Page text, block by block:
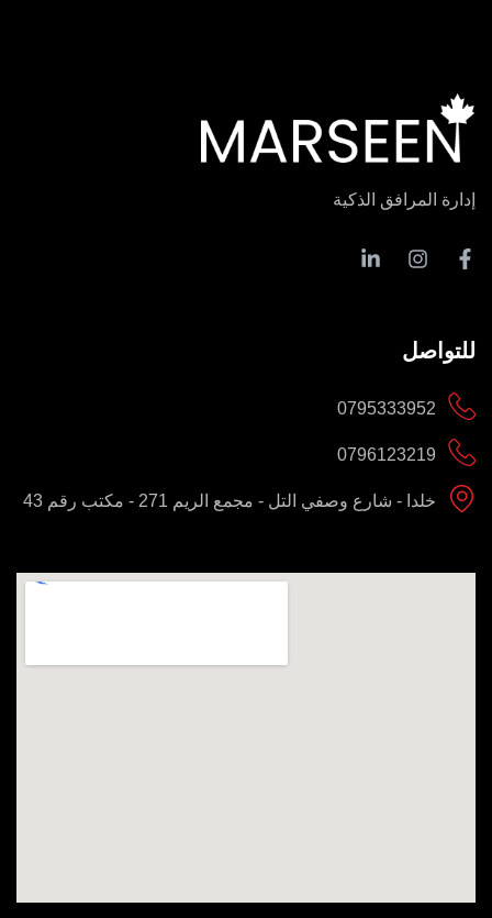
إدارة المرافق الذكية
للتواصل
0795333952
0796123219
خلدا - شارع وصفي التل - مجمع الريم 271 - مكتب رقم 43